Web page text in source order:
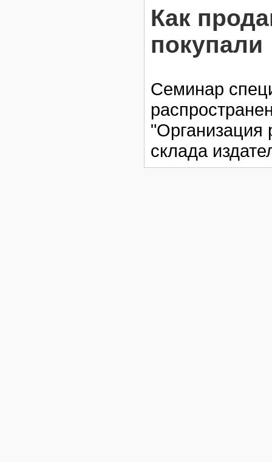
Как
покупали
Семинар
"Организация
склада